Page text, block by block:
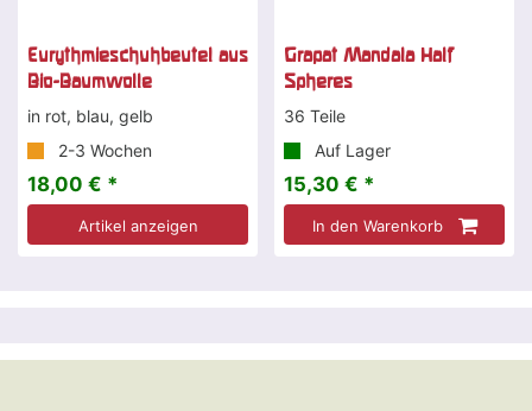
Eurythmieschuhbeutel aus
Bio-Baumwolle
in rot, blau, gelb
2-3 Wochen
18,00 € *
Artikel anzeigen
Grapat Mandala Half
Spheres
36 Teile
Auf Lager
15,30 € *
In den Warenkorb